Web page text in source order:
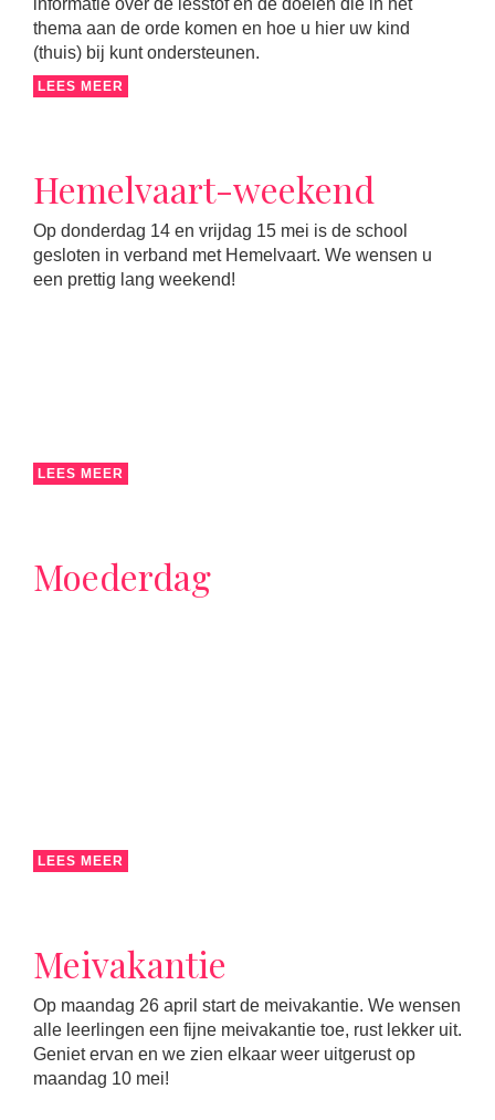
informatie over de lesstof en de doelen die in het
thema aan de orde komen en hoe u hier uw kind
(thuis) bij kunt ondersteunen.
LEES MEER
Hemelvaart-weekend
Op donderdag 14 en vrijdag 15 mei is de school
gesloten in verband met Hemelvaart. We wensen u
een prettig lang weekend!
LEES MEER
Moederdag
LEES MEER
Meivakantie
Op maandag 26 april start de meivakantie. We wensen
alle leerlingen een fijne meivakantie toe, rust lekker uit.
Geniet ervan en we zien elkaar weer uitgerust op
maandag 10 mei!